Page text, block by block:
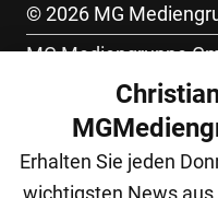
© 2026 MG
MG Mediengruppe
Burgring 1/7
1010 Wien
+43 (1) 522 14 14
Erhalten Sie jeden
wichtigsten News aus